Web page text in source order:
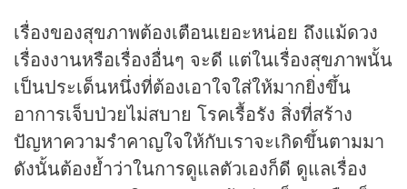
เรื่องของสุขภาพต้องเตือนเยอะหน่อย ถึงแม้ดวง
เรื่องงานหรือเรื่องอื่นๆ จะดี แต่ในเรื่องสุขภาพนั้น
เป็นประเด็นหนึ่งที่ต้องเอาใจใส่ให้มากยิ่งขึ้น
อาการเจ็บป่วยไม่สบาย โรคเรื้อรัง สิ่งที่สร้าง
ปัญหาความรำคาญใจให้กับเราจะเกิดขึ้นตามมา
ดังนั้นต้องย้ำว่าในการดูแลตัวเองก็ดี ดูแลเรื่อง